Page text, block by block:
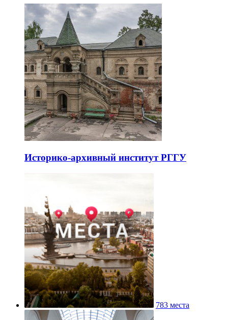
Историко-архивный институт РГГУ
783 места